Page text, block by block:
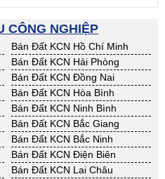
CÔNG NGHIỆP
Bán Đất KCN Hồ Chí Minh
Bán Đất KCN Hải Phòng
Bán Đất KCN Đồng Nai
Bán Đất KCN Hòa Bình
Bán Đất KCN Ninh Bình
Bán Đất KCN Bắc Giang
Bán Đất KCN Bắc Ninh
Bán Đất KCN Điện Biên
Bán Đất KCN Lai Châu